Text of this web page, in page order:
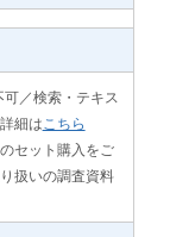
／検索・テキス
細は こちら
セット購入をご
扱いの調査資料